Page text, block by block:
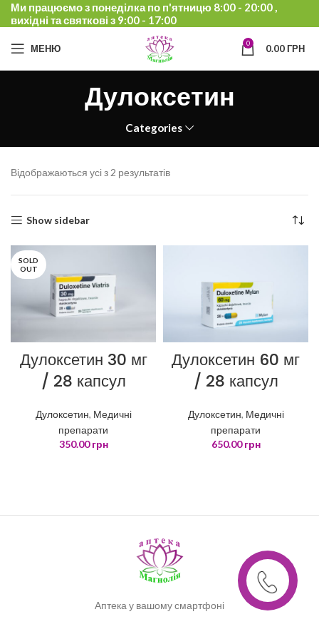
Ми працюємо з понеділка по п'ятницю 8:00 - 20:00 ,
вихідні та святкові з 9:00 - 17:00
МЕНЮ 0 0.00ГРН
Дулоксетин
Categories
Відображаються усі з 2 результатів
Show sidebar
SOLD
OUT
Дулоксетин 30 мг
/ 28 капсул
Дулоксетин, Медичні
препарати
350.00грн
Дулоксетин 60 мг
/ 28 капсул
Дулоксетин, Медичні
препарати
650.00грн
Аптека у вашому смартфоні